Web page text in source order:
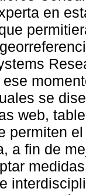
en
se
web,
permiten
a fin de